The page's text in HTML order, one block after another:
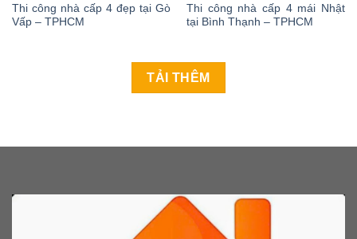
Thi công nhà cấp 4 đẹp tại Gò
Vấp – TPHCM
Thi công nhà cấp 4 mái Nhật
tại Bình Thạnh – TPHCM
TẢI THÊM